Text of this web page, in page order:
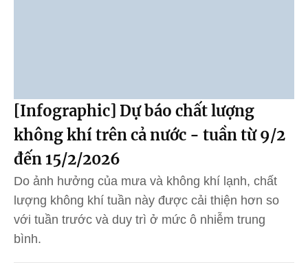
[Infographic] Dự báo chất lượng
không khí trên cả nước - tuần từ 9/2
đến 15/2/2026
Do ảnh hưởng của mưa và không khí lạnh, chất
lượng không khí tuần này được cải thiện hơn so
với tuần trước và duy trì ở mức ô nhiễm trung
bình.